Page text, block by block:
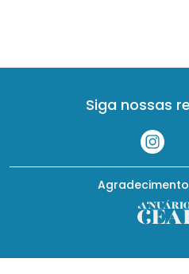
Siga nossas